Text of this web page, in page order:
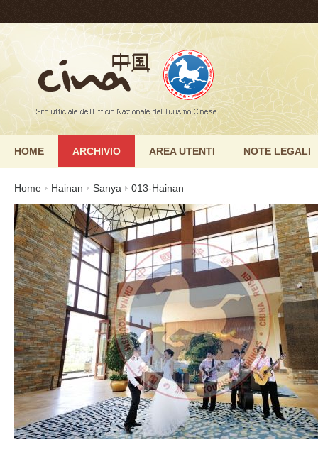
HOME ARCHIVIO AREA UTENTI NOTE LEGALI
Home Hainan Sanya 013-Hainan